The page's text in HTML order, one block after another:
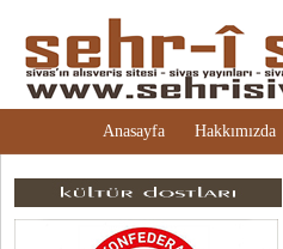
Anasayfa Hakkımızda